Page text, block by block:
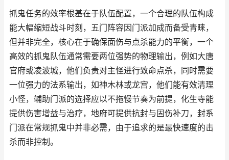
抓鬼任务的效率根基在于队伍配置，一个合理的队伍构成
能大幅缩短战斗时刻，五门阵容因门派加成而备受青睐，
但并非完全，核心在于确保面伤与点杀能力的平衡，一个
高效的抓鬼队伍通常需要两位强势的物理输出，例如大唐
官府或凌波城，他们负责对主怪进行致命点杀，同时需要
一位强力的法系输出，如神木林或龙宫，他们能有效清理
小怪，辅助门派的选择应以不拖慢节奏为前提，化生寺能
提供伤害增益与治疗，地府可提供抗封与固伤补刀，封系
门派在常规抓鬼中并非必需，由于追求的是最快速度的击
杀而非控制。